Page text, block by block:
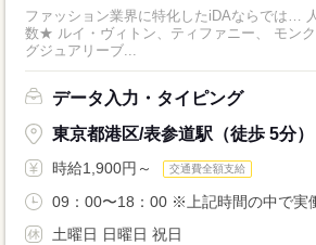
ファッション業界に特化したiDAならでは…
数★ ルイ・ヴィトン、ティファニー、 モンクレールなど世界的な ラ
グジュアリーブ...
データ入力・タイピング
東京都港区/表参道駅（徒歩 5分）
時給1,900円～ 交通費全額支給
09：00〜18：00 ※上記時間の中で実
土曜日 日曜日 祝日